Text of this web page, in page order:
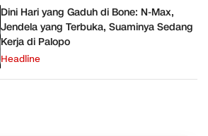
Dini Hari yang Gaduh di Bone: N-Max,
Jendela yang Terbuka, Suaminya Sedang
Kerja di Palopo
Headline